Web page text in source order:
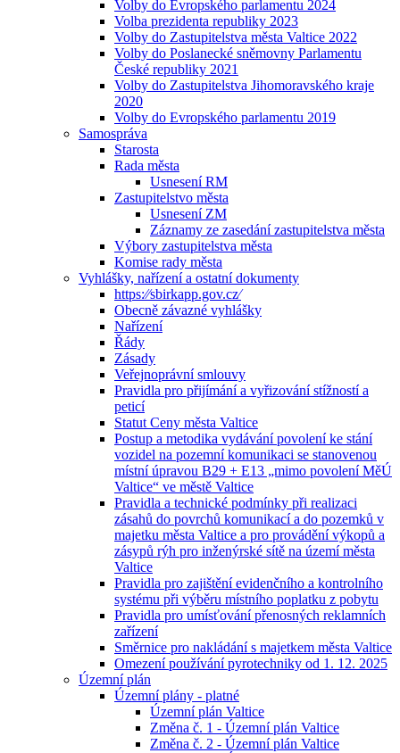
Volby do Evropského parlamentu 2024
Volba prezidenta republiky 2023
Volby do Zastupitelstva města Valtice 2022
Volby do Poslanecké sněmovny Parlamentu
České republiky 2021
Volby do Zastupitelstva Jihomoravského kraje
2020
Volby do Evropského parlamentu 2019
Samospráva
Starosta
Rada města
Usnesení RM
Zastupitelstvo města
Usnesení ZM
Záznamy ze zasedání zastupitelstva města
Výbory zastupitelstva města
Komise rady města
Vyhlášky, nařízení a ostatní dokumenty
https:⁄⁄sbirkapp.gov.cz⁄
Obecně závazné vyhlášky
Nařízení
Řády
Zásady
Veřejnoprávní smlouvy
Pravidla pro přijímání a vyřizování stížností a
peticí
Statut Ceny města Valtice
Postup a metodika vydávání povolení ke stání
vozidel na pozemní komunikaci se stanovenou
místní úpravou B29 + E13 „mimo povolení MěÚ
Valtice“ ve městě Valtice
Pravidla a technické podmínky při realizaci
zásahů do povrchů komunikací a do pozemků v
majetku města Valtice a pro provádění výkopů a
zásypů rýh pro inženýrské sítě na území města
Valtice
Pravidla pro zajištění evidenčního a kontrolního
systému při výběru místního poplatku z pobytu
Pravidla pro umísťování přenosných reklamních
zařízení
Směrnice pro nakládání s majetkem města Valtice
Omezení používání pyrotechniky od 1. 12. 2025
Územní plán
Územní plány - platné
Územní plán Valtice
Změna č. 1 - Územní plán Valtice
Změna č. 2 - Územní plán Valtice